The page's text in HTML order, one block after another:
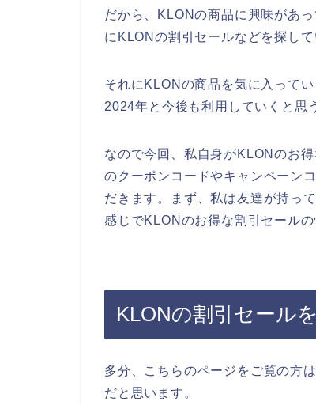
だから、KLONの商品に興味があ
にKLONの割引セールなどを探して
それにKLONの商品を気に入って
2024年と今後も利用していくと思
なので今回、私自身がKLONのお
のクーポンコードやキャンペーン
だきます。まず、私は友達が持っ
感じでKLONのお得な割引セール
KLONの割引セール
多分、こちらのページをご覧の方
だと思います。